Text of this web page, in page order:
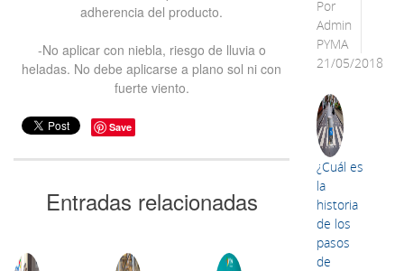
adherencia del producto.
-No aplicar con niebla, riesgo de lluvia o
heladas. No debe aplicarse a plano sol ni con
fuerte viento.
Save
Entradas relacionadas
Por
Admin
PYMA
21/05/2018
¿Cuál es
la
historia
de los
pasos
de